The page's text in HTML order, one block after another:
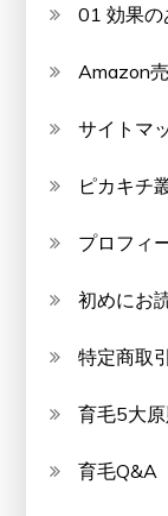
01 効果の
Amazon
サイトマ
ピカキチ
プロフィ
初めにお
特定商取
育毛5大
育毛Q&A